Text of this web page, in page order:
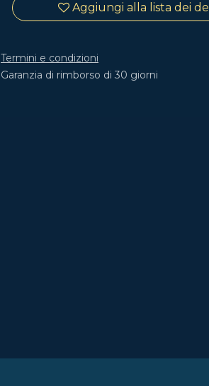
Aggiungi alla lista dei
Termini e condizioni
Garanzia di rimborso di 30 giorni